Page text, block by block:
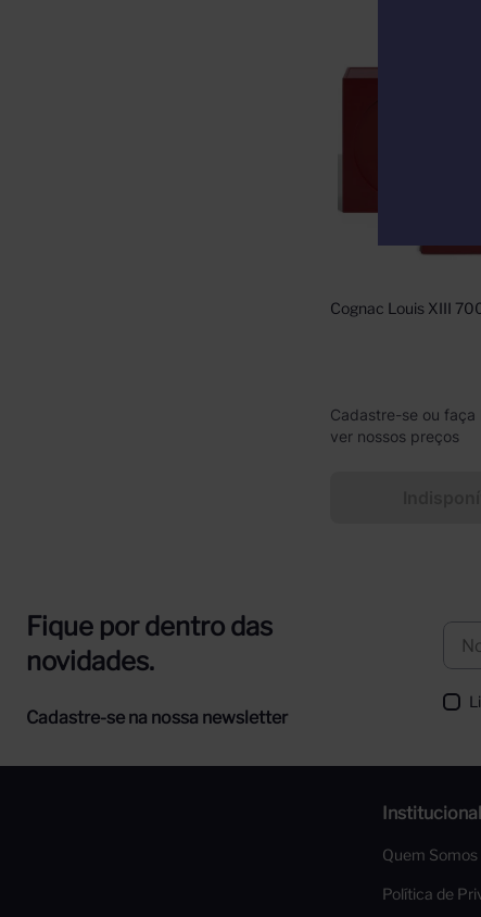
Cognac Louis XIII
Cadastre-se ou faça
ver nossos preços
Fique por dentro das
novidades.
Cadastre-se na nossa newsletter
Institucional
Quem Somos
Política de